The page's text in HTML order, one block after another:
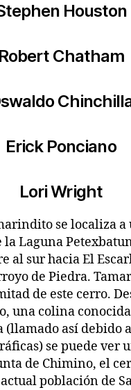
Houston
Robert Chatham
Erick Ponciano
Lori Wright
se localiza a
la Laguna
al sur hacia El
de Piedra.
de este cerro.
una colina
(llamado así debido
se puede ver
de Chimino, el
población de